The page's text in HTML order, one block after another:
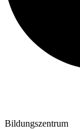
Bildungszentrum